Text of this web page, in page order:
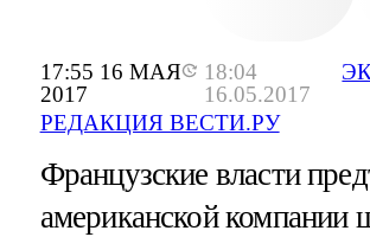
17:55 16 МАЯ
2017
18:04
16.05.2017
РЕДАКЦИЯ ВЕСТИ.РУ
Французские власти
американской компании